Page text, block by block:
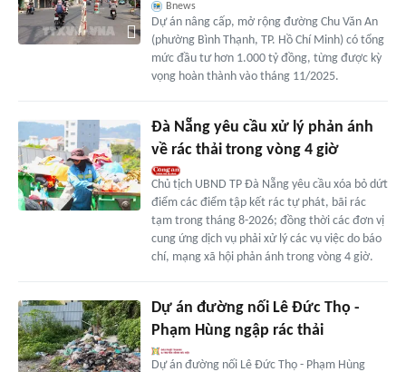
Bnews
Dự án nâng cấp, mở rộng đường Chu Văn An
(phường Bình Thạnh, TP. Hồ Chí Minh) có tổng
mức đầu tư hơn 1.000 tỷ đồng, từng được kỳ
vọng hoàn thành vào tháng 11/2025.
Đà Nẵng yêu cầu xử lý phản ánh
về rác thải trong vòng 4 giờ
Chủ tịch UBND TP Đà Nẵng yêu cầu xóa bỏ dứt
điểm các điểm tập kết rác tự phát, bãi rác
tạm trong tháng 8-2026; đồng thời các đơn vị
cung ứng dịch vụ phải xử lý các vụ việc do báo
chí, mạng xã hội phản ánh trong vòng 4 giờ.
Dự án đường nối Lê Đức Thọ -
Phạm Hùng ngập rác thải
Dự án đường nối Lê Đức Thọ - Phạm Hùng